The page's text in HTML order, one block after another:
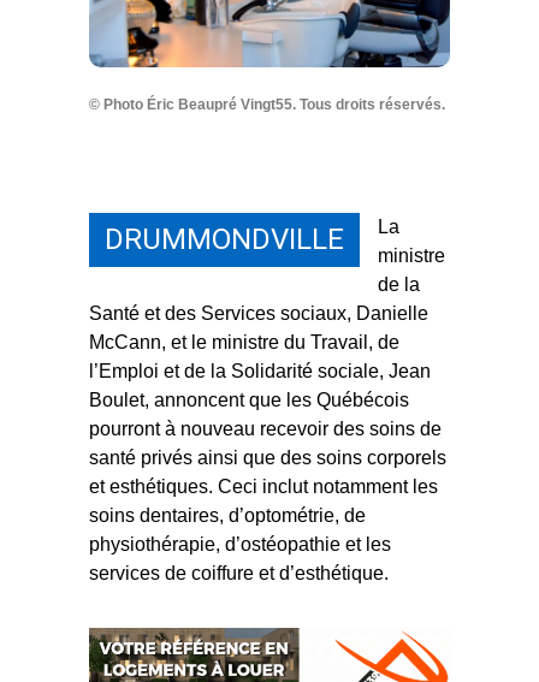
© Photo Éric Beaupré Vingt55. Tous droits réservés.
DRUMMONDVILLE
La
ministre
de la
Santé et des Services sociaux, Danielle
McCann, et le ministre du Travail, de
l’Emploi et de la Solidarité sociale, Jean
Boulet, annoncent que les Québécois
pourront à nouveau recevoir des soins de
santé privés ainsi que des soins corporels
et esthétiques. Ceci inclut notamment les
soins dentaires, d’optométrie, de
physiothérapie, d’ostéopathie et les
services de coiffure et d’esthétique.